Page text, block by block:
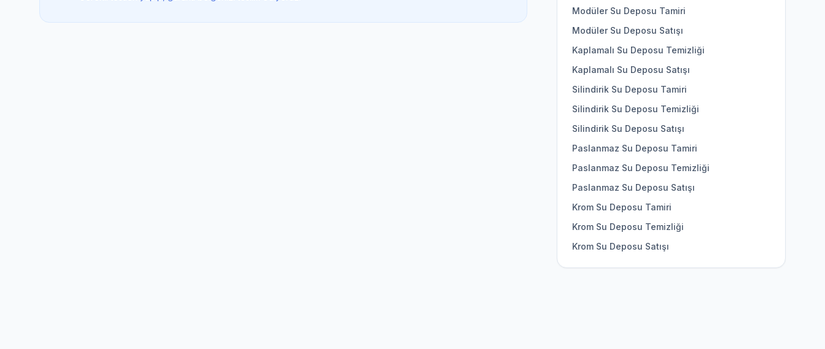
Modüler Su Deposu Tamiri
Modüler Su Deposu Satışı
Kaplamalı Su Deposu Temizliği
Kaplamalı Su Deposu Satışı
Silindirik Su Deposu Tamiri
Silindirik Su Deposu Temizliği
Silindirik Su Deposu Satışı
Paslanmaz Su Deposu Tamiri
Paslanmaz Su Deposu Temizliği
Paslanmaz Su Deposu Satışı
Krom Su Deposu Tamiri
Krom Su Deposu Temizliği
Krom Su Deposu Satışı